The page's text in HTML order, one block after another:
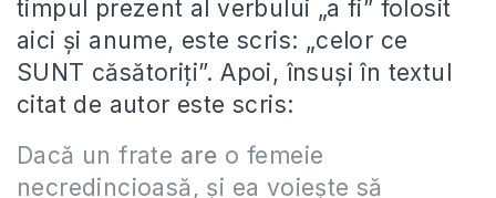
timpul prezent al verbului „a fi” folosit
aici şi anume, este scris: „celor ce
SUNT căsătoriţi”. Apoi, însuşi în textul
citat de autor este scris:
Dacă un frate are o femeie
necredincioasă, şi ea voieşte să